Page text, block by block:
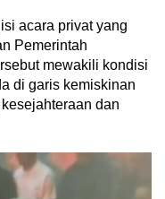
acara privat yang
Pemerintah
mewakili kondisi
di garis kemiskinan
dan